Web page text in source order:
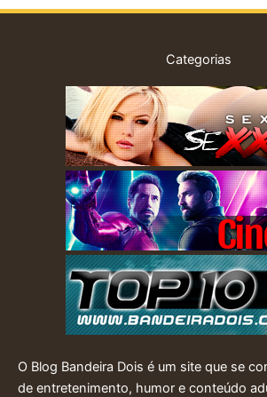
Categorias
O Blog Bandeira Dois é um site que se
de entretenimento, humor e conteúdo